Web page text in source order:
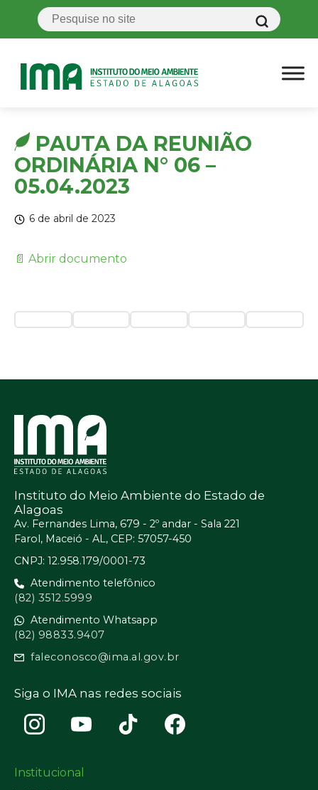
PAUTA DA REUNIÃO
ORDINÁRIA N° 06 –
05.04.2023
6 de abril de 2023
📄 Abrir documento
Instituto do Meio Ambiente do Estado de
Alagoas
Av. Fernandes Lima, 679 - 2º andar - Sala 221
Farol, Maceió - AL, CEP: 57057-450
CNPJ: 12.958.179/0001-73
Atendimento telefônico
(82) 3512.5999
Atendimento Whatsapp
(82) 98833.9407
faleconosco@ima.al.gov.br
Siga o IMA nas redes sociais
Institucional